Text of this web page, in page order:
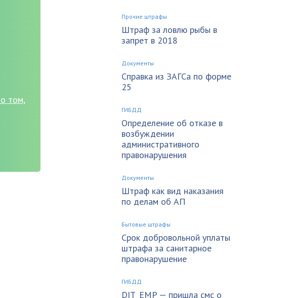
том,
Прочие штрафы
Штраф за ловлю рыбы в
запрет в 2018
Документы
Справка из ЗАГСа по форме
25
ГИБДД
Определение об отказе в
возбуждении
административного
правонарушения
Документы
Штраф как вид наказания
по делам об АП
Бытовые штрафы
Срок добровольной уплаты
штрафа за санитарное
правонарушение
ГИБДД
DIT_EMP — пришла смс о